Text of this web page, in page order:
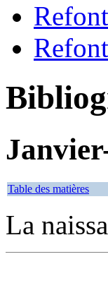
Table des matières
La